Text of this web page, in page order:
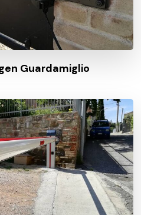
Guardamiglio